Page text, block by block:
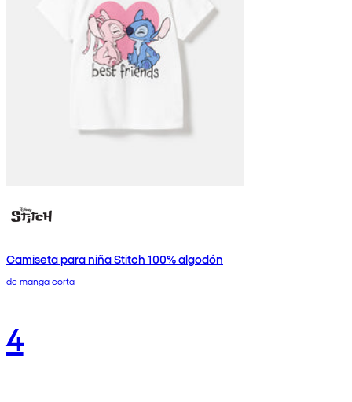
Camiseta para niña Stitch 100% algodón
de manga corta
4